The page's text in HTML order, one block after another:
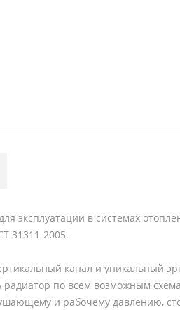
эксплуатации в системах
31311-2005.
канал и уникальный
по всем возможным
и рабочему давлению,